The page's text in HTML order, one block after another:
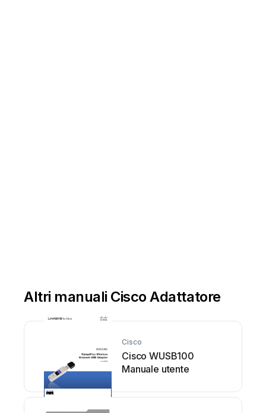
Altri manuali Cisco Adattatore
Cisco
Cisco WUSB100
Manuale utente